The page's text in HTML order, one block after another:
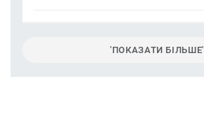
'ПОКАЗАТИ БІЛЬШЕ'